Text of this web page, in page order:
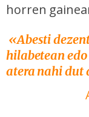
horren
«Abesti
hilabetean
atera nahi dut